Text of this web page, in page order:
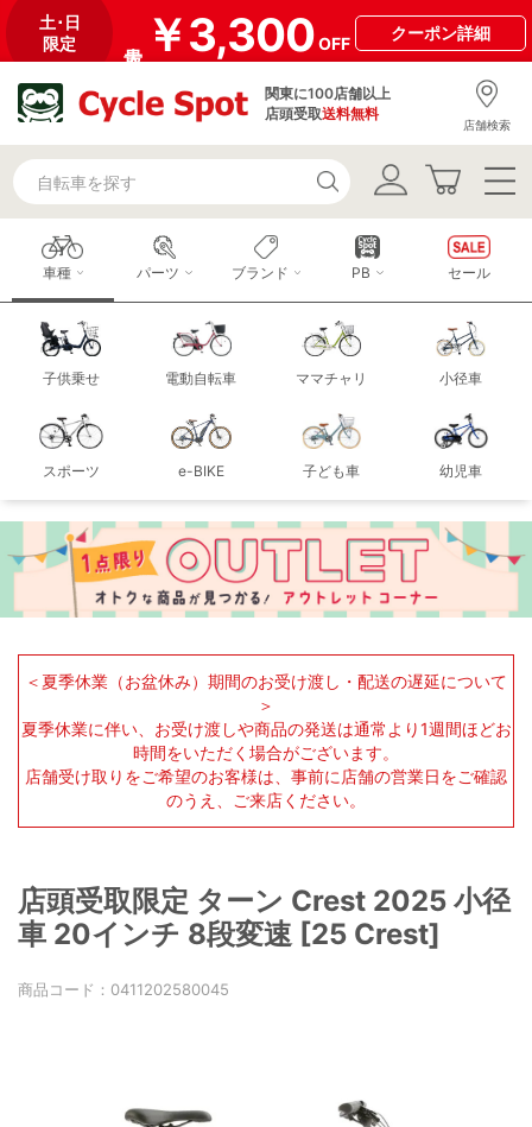
土･日
限定
￥3,300OFF
クーポン詳細
関東に100店舗以上
店頭受取送料無料
店舗検索
車種
子供乗せ 電動自転車 ママチャリ 小径車
スポーツ e-BIKE 子ども車 幼児車
パーツ ブランド PB セール
＜夏季休業（お盆休み）期間のお受け渡し・配送の遅延について
＞
夏季休業に伴い、お受け渡しや商品の発送は通常より1週間ほどお
時間をいただく場合がございます。
店舗受け取りをご希望のお客様は、事前に店舗の営業日をご確認
のうえ、ご来店ください。
店頭受取限定 ターン Crest 2025 小径
車 20インチ 8段変速 [25 Crest]
商品コード： 0411202580045